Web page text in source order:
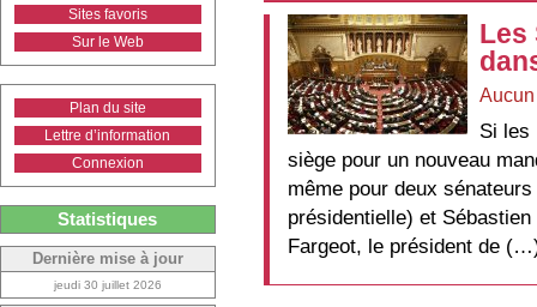
Les
Si les
siège pour un nouveau
même pour deux
présidentielle) et
Fargeot, le président de
Sites favoris
Sur le Web
Plan du site
Lettre d’information
Connexion
Statistiques
Dernière mise à jour
jeudi 30 juillet 2026